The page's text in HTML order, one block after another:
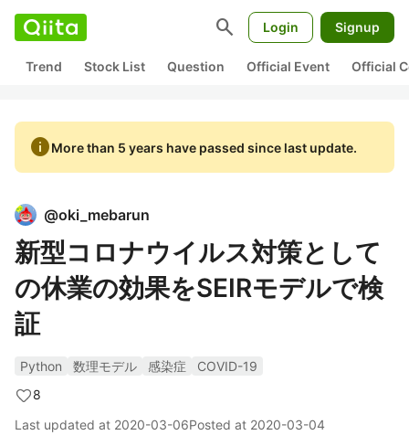
search Login Signup
Trend Stock List Question Official Event Official
infoMore than 5 years have passed since last update.
@oki_mebarun
新型コロナウイルス対策として
の休業の効果をSEIRモデルで検
証
Python 数理モデル 感染症
COVID-19
8
Last updated at 2020-03-06Posted at 2020-03-04